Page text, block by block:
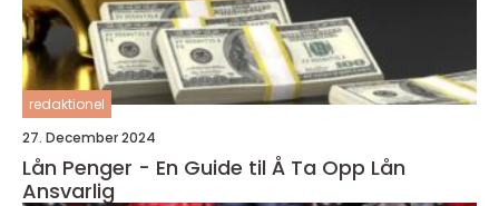
redaktionel
27. December 2024
Lån Penger - En Guide til Å Ta Opp Lån
Ansvarlig